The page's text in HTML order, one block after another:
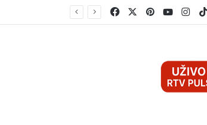
FacebookPinterestYouTube